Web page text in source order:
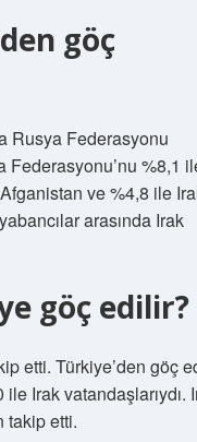
göç
Rusya Federasyonu
Federasyonu’nu %8,1
ve %4,8 ile
arasında Irak
göç edilir?
etti. Türkiye’den göç
Irak vatandaşlarıydı.
takip etti.